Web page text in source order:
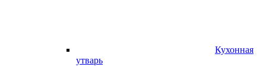
Кухонная
утварь